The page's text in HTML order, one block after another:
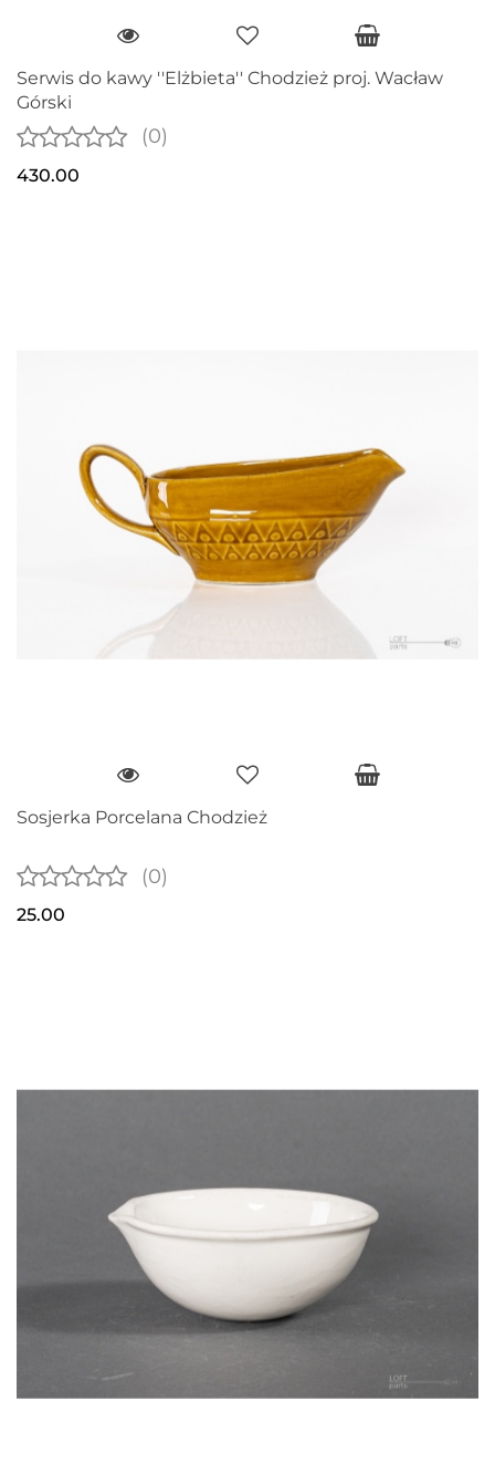
Serwis do kawy ''Elżbieta'' Chodzież proj. Wacław
Górski
(0)
430.00
Sosjerka Porcelana Chodzież
(0)
25.00